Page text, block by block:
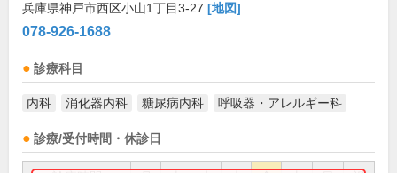
兵庫県神戸市西区小山1丁目3-27 [地図]
078-926-1688
診療科目
内科 消化器内科 糖尿病内科 呼吸器・アレルギー科
診療/受付時間・休診日